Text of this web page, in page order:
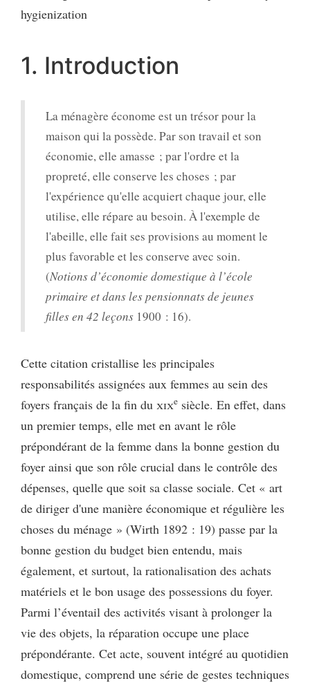
hygienization
1. Introduction
La ménagère économe est un trésor pour la
maison qui la possède. Par son travail et son
économie, elle amasse ; par l'ordre et la
propreté, elle conserve les choses ; par
l'expérience qu'elle acquiert chaque jour, elle
utilise, elle répare au besoin. À l'exemple de
l'abeille, elle fait ses provisions au moment le
plus favorable et les conserve avec soin.
(Notions d’économie domestique à l’école
primaire et dans les pensionnats de jeunes
filles en 42 leçons 1900 : 16).
Cette citation cristallise les principales
responsabilités assignées aux femmes au sein des
foyers français de la fin du xixe siècle. En effet, dans
un premier temps, elle met en avant le rôle
prépondérant de la femme dans la bonne gestion du
foyer ainsi que son rôle crucial dans le contrôle des
dépenses, quelle que soit sa classe sociale. Cet « art
de diriger d'une manière économique et régulière les
choses du ménage » (Wirth 1892 : 19) passe par la
bonne gestion du budget bien entendu, mais
également, et surtout, la rationalisation des achats
matériels et le bon usage des possessions du foyer.
Parmi l’éventail des activités visant à prolonger la
vie des objets, la réparation occupe une place
prépondérante. Cet acte, souvent intégré au quotidien
domestique, comprend une série de gestes techniques